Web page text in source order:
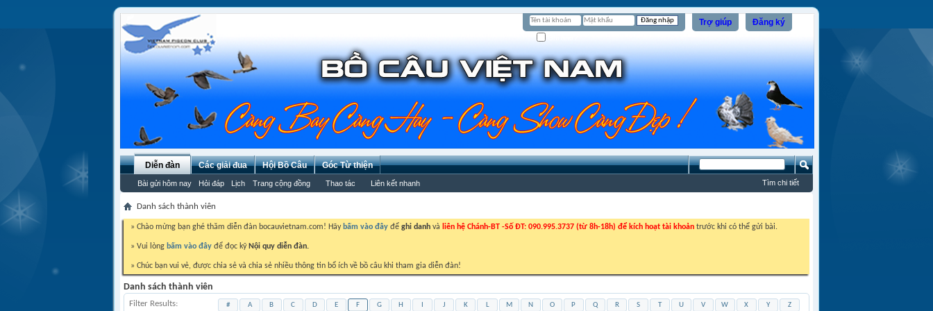
Đăng ký
Trợ giúp
Diễn đàn
Bài gửi hôm nay Hỏi đáp Lịch Trang cộng đồng Thao tác Liên kết nhanh
Các giải đua Hội Bồ Câu Góc Từ thiện
Tìm chi tiết
Danh sách thành viên
» Chào mừng bạn ghé thăm diễn đàn bocauvietnam.com! Hãy bấm vào đây để ghi danh và liên hệ Chánh-BT -Số ĐT: 090.995.3737 (từ 8h-18h) để kích hoạt tài khoản trước khi có thể gửi bài.
» Vui lòng bấm vào đây để đọc kỹ Nội quy diễn đàn.
» Chúc bạn vui vẻ, được chia sẻ và chia sẻ nhiều thông tin bổ ích về bồ câu khi tham gia diễn đàn!
Danh sách thành viên
Filter Results # A B C D E F G H J K L M N O P Q R S T U V W X Y Z